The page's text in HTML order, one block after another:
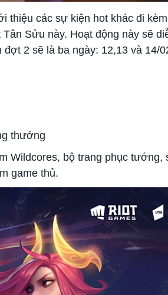
thiệu các sự kiện hot khác đi
Sửu này. Hoạt động này sẽ
2 sẽ là ba ngày: 12,13 và 14/
thưởng
Wildcores, bộ trang phục tướng,
game thủ.